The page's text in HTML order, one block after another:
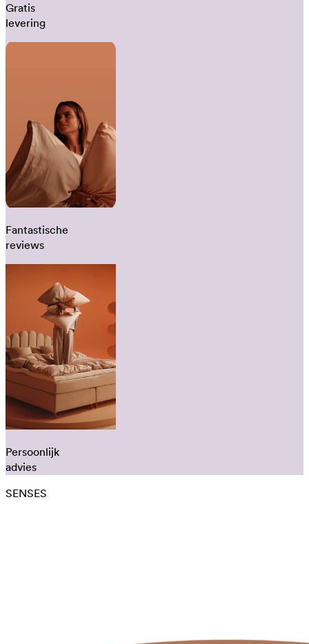
Gratis
levering
Fantastische
reviews
Persoonlijk
advies
SENSES